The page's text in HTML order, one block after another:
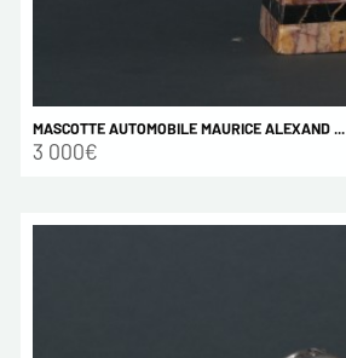
MASCOTTE AUTOMOBILE MAURICE ALEXAND ...
3 000€